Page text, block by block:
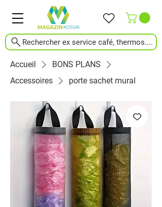
Rechercher ex service café, thermos....
Accueil
BONS PLANS
Accessoires
porte sachet mural